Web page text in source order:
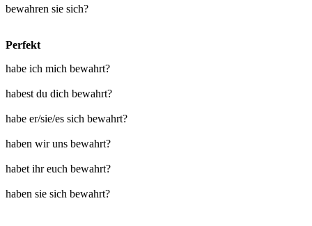
bewahren sie sich?
Perfekt
habe ich mich bewahrt?
habest du dich bewahrt?
habe er/sie/es sich bewahrt?
haben wir uns bewahrt?
habet ihr euch bewahrt?
haben sie sich bewahrt?